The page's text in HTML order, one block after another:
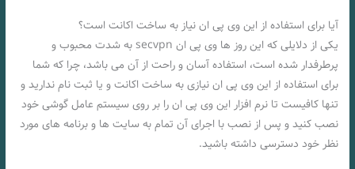
آیا برای استفاده از این وی پی ان نیاز به ساخت اکانت است؟
یکی از دلایلی که این روز ها وی پی ان secvpn به شدت محبوب و
پرطرفدار شده است، استفاده آسان و راحت از آن می‌ باشد، چرا که شما
برای استفاده از این وی پی ان نیازی به ساخت اکانت و یا ثبت نام ندارید و
تنها کافیست تا نرم افزار این وی پی ان را بر روی سیستم عامل گوشی خود
نصب کنید و پس از نصب با اجرای آن تمام به سایت ها و برنامه های مورد
نظر خود دسترسی داشته باشید.